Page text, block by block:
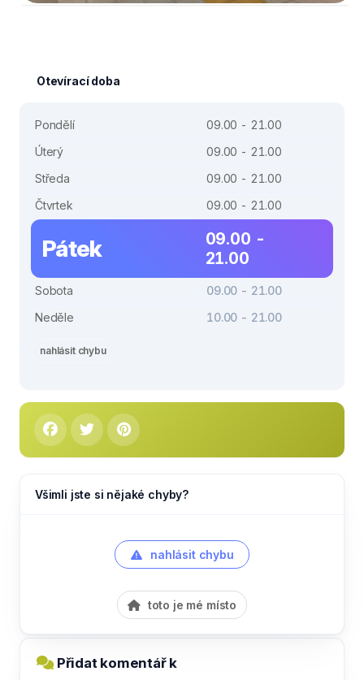
Otevírací doba
Pondělí
09.00 - 21.00
Úterý
09.00 - 21.00
Středa
09.00 - 21.00
Čtvrtek
09.00 - 21.00
Pátek
09.00 -
21.00
Sobota
09.00 - 21.00
Neděle
10.00 - 21.00
nahlásit chybu
Všimli jste si nějaké chyby?
nahlásit chybu
toto je mé místo
Přidat komentář k